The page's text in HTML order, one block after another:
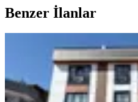
Benzer İlanlar
İzmit
Daire
İzmit,